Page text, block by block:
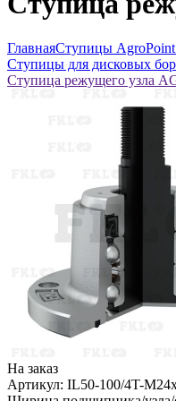
ГлавнаяСтупицы AgroPoint
Ступицы для дисковых
Ступица режущего узла
На заказ
Артикул: IL50-100/4T-